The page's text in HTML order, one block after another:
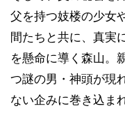
父を持つ妓楼の少女
間たちと共に、真実
を懸命に導く森山。
つ謎の男・神頭が現
ない企みに巻き込ま